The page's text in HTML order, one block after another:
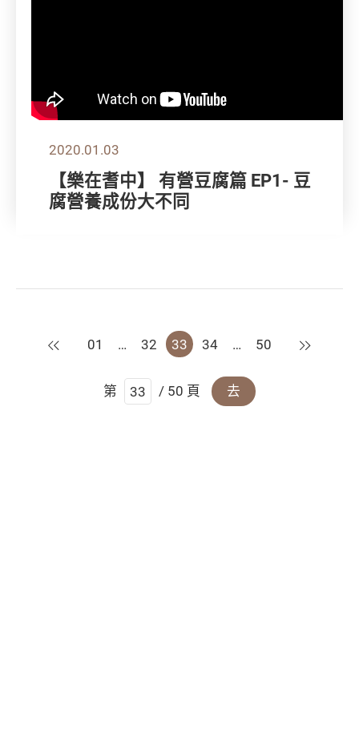
2020.01.03
【樂在耆中】 有營豆腐篇 EP1- 豆
腐營養成份大不同
上一頁
01 … 32 33 34 … 50 下一頁
第 / 50 頁 去